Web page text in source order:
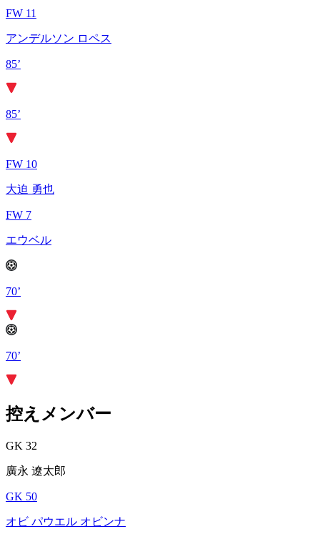
FW 11
アンデルソン ロペス
85’
85’
FW 10
大迫 勇也
FW 7
エウベル
70’
70’
控えメンバー
GK 32
廣永 遼太郎
GK 50
オビ パウエル オビンナ